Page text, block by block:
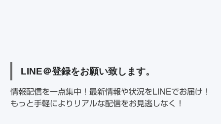
LINE＠登録をお願い致します。
情報配信を一点集中！最新情報や状況をLINEでお届け！
もっと手軽によりリアルな配信をお見逃しなく！